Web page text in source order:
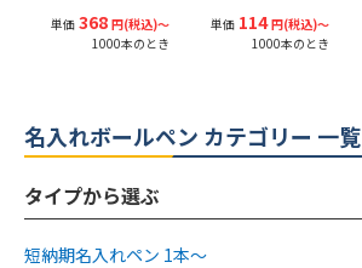
単価 368 円(税込)〜
1000本のとき
単価 114円(税込)〜
1000本のとき
名入れボールペン カテゴリー 一覧
タイプから選ぶ
短納期名入れペン 1本〜